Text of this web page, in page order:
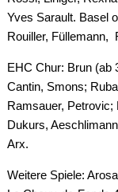
Yves Sarault. Basel
Rouiller, Füllemann,
EHC Chur: Brun (ab
Cantin, Smons;
Ramsauer, Petrovic;
Dukurs,
Arx.
Weitere Spiele: